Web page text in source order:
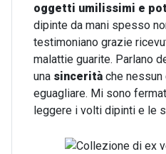
oggetti umilissimi e
dipinte da mani spesso
testimoniano grazie
malattie guarite. Parlano
una sincerità che
eguagliare. Mi sono
leggere i volti dipinti e le